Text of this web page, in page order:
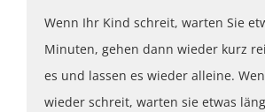
Wenn Ihr Kind schreit, warten Sie
Minuten, gehen dann wieder kurz
es und lassen es wieder alleine.
wieder schreit, warten sie etwas